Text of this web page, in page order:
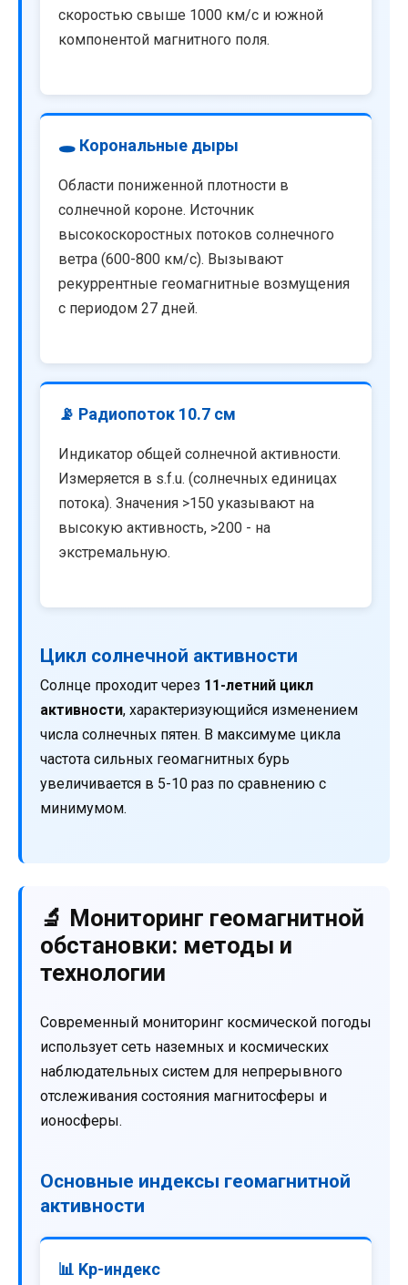
скоростью свыше 1000 км/с и южной
компонентой магнитного поля.
🕳️ Корональные дыры
Области пониженной плотности в
солнечной короне. Источник
высокоскоростных потоков солнечного
ветра (600-800 км/с). Вызывают
рекуррентные геомагнитные возмущения
с периодом 27 дней.
📡 Радиопоток 10.7 см
Индикатор общей солнечной активности.
Измеряется в s.f.u. (солнечных единицах
потока). Значения >150 указывают на
высокую активность, >200 - на
экстремальную.
Цикл солнечной активности
Солнце проходит через 11-летний цикл
активности, характеризующийся изменением
числа солнечных пятен. В максимуме цикла
частота сильных геомагнитных бурь
увеличивается в 5-10 раз по сравнению с
минимумом.
🔬 Мониторинг геомагнитной
обстановки: методы и
технологии
Современный мониторинг космической погоды
использует сеть наземных и космических
наблюдательных систем для непрерывного
отслеживания состояния магнитосферы и
ионосферы.
Основные индексы геомагнитной
активности
📊 Kp-индекс